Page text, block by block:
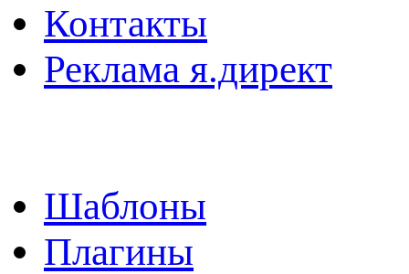
Контакты
Реклама я.директ
Шаблоны
Плагины